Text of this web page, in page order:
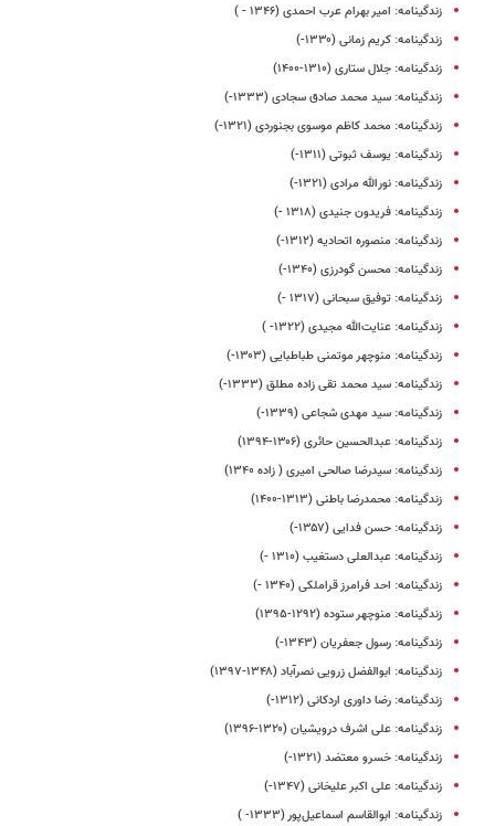
زندگینامه: امیر بهرام عرب احمدی (۱۳۴۶ - )
زندگینامه: کریم زمانی (۱۳۳۰-)
زندگینامه: جلال ستاری (۱۳۱۰-۱۴۰۰)
زندگینامه: سید محمد صادق سجادی (۱۳۳۳-)
زندگینامه: محمد کاظم موسوی بجنوردی (۱۳۲۱-)
زندگینامه: یوسف ثبوتی (۱۳۱۱-)
زندگینامه: نورالله مرادی (۱۳۲۱-)
زندگینامه: فریدون جنیدی (۱۳۱۸ -)
زندگینامه: منصوره اتحادیه (۱۳۱۲-)
زندگینامه: محسن گودرزی (۱۳۴۰-)
زندگینامه: توفیق سبحانی (۱۳۱۷ -)
زندگینامه: عنایت‌الله مجیدی (۱۳۲۲- )
زندگینامه: منوچهر موتمنی طباطبایی (۱۳۰۳-)
زندگینامه: سید محمد تقی زاده مطلق (۱۳۳۳-)
زندگینامه: سید مهدی شجاعی (۱۳۳۹-)
زندگینامه: عبدالحسین حائری (۱۳۰۶-۱۳۹۴)
زندگینامه: سیدرضا صالحی امیری ( زاده ۱۳۴۰)
زندگینامه: محمدرضا باطنی (۱۳۱۳-۱۴۰۰)
زندگینامه: حسن فدایی (۱۳۵۷-)
زندگینامه: عبدالعلی دستغیب (۱۳۱۰ -)
زندگینامه: احد فرامرز قراملکی (۱۳۴۰ -)
زندگینامه: منوچهر ستوده (۱۲۹۲-۱۳۹۵)
زندگینامه: رسول جعفریان (۱۳۴۳-)
زندگینامه: ابوالفضل زرویی نصرآباد (۱۳۴۸-۱۳۹۷)
زندگینامه: رضا داوری اردکانی (۱۳۱۲-)
زندگینامه: علی‌ اشرف درویشیان (۱۳۲۰-۱۳۹۶)
زندگینامه: خسرو معتضد (۱۳۲۱-)
زندگینامه: علی اکبر علیخانی (۱۳۴۷-)
زندگینامه: ابوالقاسم اسماعیل‌پور (۱۳۳۳- )